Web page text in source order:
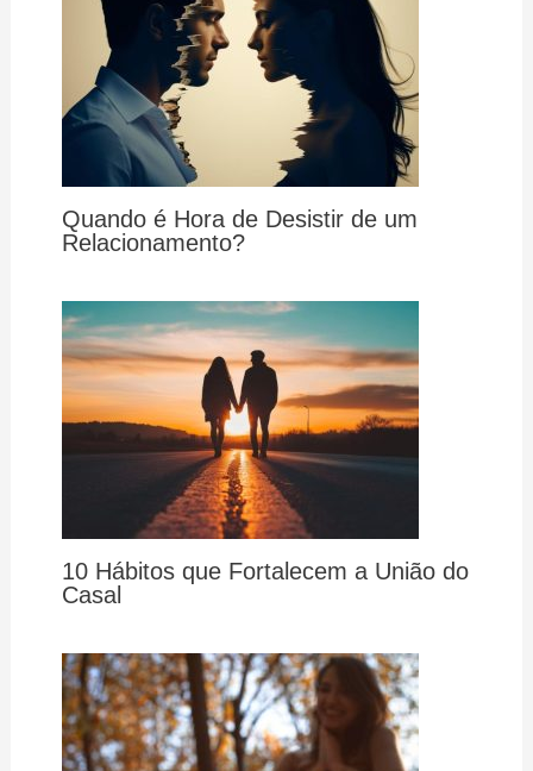
Quando é Hora de Desistir de um
Relacionamento?
10 Hábitos que Fortalecem a União do
Casal